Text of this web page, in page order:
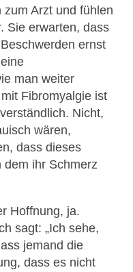
Arzt und fühlen
Sie erwarten, dass
ernst
man weiter
Fibromyalgie ist
Nicht,
wären,
dass dieses
ihr Schmerz
Hoffnung, ja.
sagt: „Ich sehe,
jemand die
dass es nicht